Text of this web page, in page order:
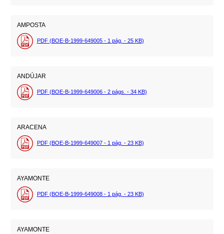
AMPOSTA
PDF (BOE-B-1999-649005 - 1 pág. - 25 KB)
ANDÚJAR
PDF (BOE-B-1999-649006 - 2 págs. - 34 KB)
ARACENA
PDF (BOE-B-1999-649007 - 1 pág. - 23 KB)
AYAMONTE
PDF (BOE-B-1999-649008 - 1 pág. - 23 KB)
AYAMONTE